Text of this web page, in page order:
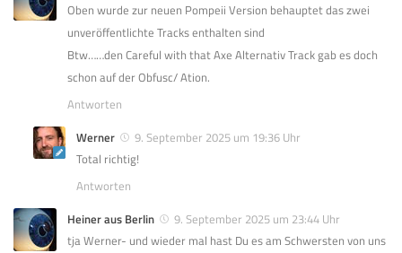
Oben wurde zur neuen Pompeii Version behauptet das zwei
unveröffentlichte Tracks enthalten sind
Btw……den Careful with that Axe Alternativ Track gab es doch
schon auf der Obfusc/ Ation.
Antworten
Werner
9. September 2025 um 19:36 Uhr
Total richtig!
Antworten
Heiner aus Berlin
9. September 2025 um 23:44 Uhr
tja Werner- und wieder mal hast Du es am Schwersten von uns